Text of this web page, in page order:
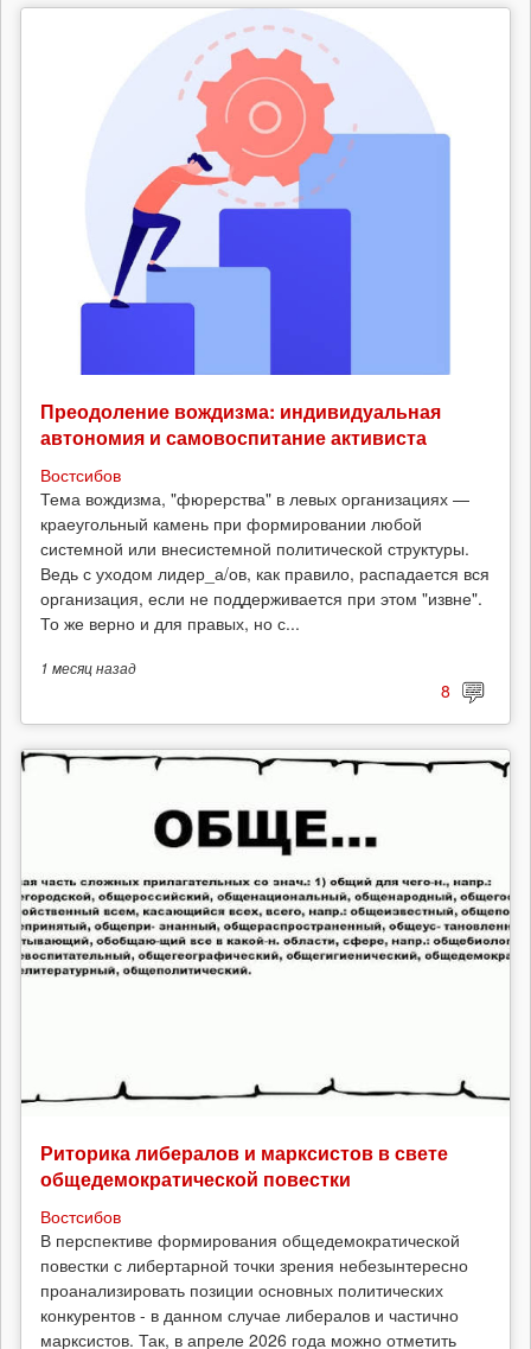
Преодоление вождизма: индивидуальная
автономия и самовоспитание активиста
Востсибов
Тема вождизма, "фюрерства" в левых организациях —
краеугольный камень при формировании любой
системной или внесистемной политической структуры.
Ведь с уходом лидер_а/ов, как правило, распадается вся
организация, если не поддерживается при этом "извне".
То же верно и для правых, но с...
1 месяцназад
8
Риторика либералов и марксистов в свете
общедемократической повестки
Востсибов
В перспективе формирования общедемократической
повестки с либертарной точки зрения небезынтересно
проанализировать позиции основных политических
конкурентов - в данном случае либералов и частично
марксистов. Так, в апреле 2026 года можно отметить